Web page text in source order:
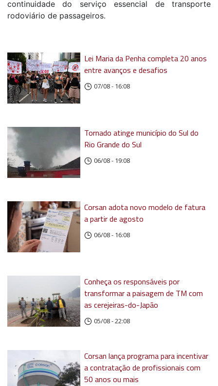
continuidade do serviço essencial de transporte
rodoviário de passageiros.
Lei Maria da Penha completa 20 anos
entre avanços e desafios
07/08 - 16:08
Tornado atinge município do Sul do
Rio Grande do Sul
06/08 - 19:08
Corsan adota novo modelo de fatura
a partir de agosto
06/08 - 16:08
Conheça os responsáveis por
transformar a paisagem de TM com
as cerejeiras-do-Japão
05/08 - 22:08
Corsan lança programa para incentivar
a contratação de profissionais com
50 anos ou mais